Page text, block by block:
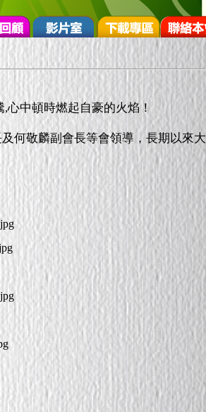
心中頓時燃起自豪的火焰！
何敬麟副會長等會領導，長期以來大